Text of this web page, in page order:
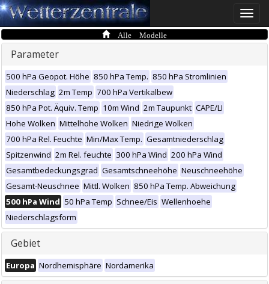
Toggle
Alle Modelle
Parameter
500 hPa Geopot. Höhe 850 hPa Temp. 850 hPa Stromlinien
Niederschlag 2m Temp 700 hPa Vertikalbew
850 hPa Pot. Äquiv. Temp 10m Wind 2m Taupunkt CAPE/LI
Hohe Wolken Mittelhohe Wolken Niedrige Wolken
700 hPa Rel. Feuchte Min/Max Temp. Gesamtniederschlag
Spitzenwind 2m Rel. feuchte 300 hPa Wind 200 hPa Wind
Gesamtbedeckungsgrad Gesamtschneehöhe Neuschneehöhe
Gesamt-Neuschnee Mittl. Wolken 850 hPa Temp. Abweichung
500 hPa Wind 50 hPa Temp Schnee/Eis Wellenhoehe
Niederschlagsform
Gebiet
Europa Nordhemisphäre Nordamerika